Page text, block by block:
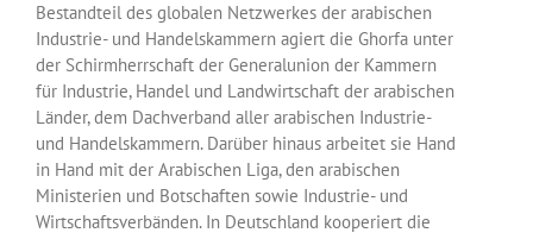
Bestandteil des globalen Netzwerkes der arabischen
Industrie- und Handelskammern agiert die Ghorfa unter
der Schirmherrschaft der Generalunion der Kammern
für Industrie, Handel und Landwirtschaft der arabischen
Länder, dem Dachverband aller arabischen Industrie-
und Handelskammern. Darüber hinaus arbeitet sie Hand
in Hand mit der Arabischen Liga, den arabischen
Ministerien und Botschaften sowie Industrie- und
Wirtschaftsverbänden. In Deutschland kooperiert die